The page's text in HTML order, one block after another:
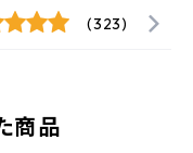
(323)
商品